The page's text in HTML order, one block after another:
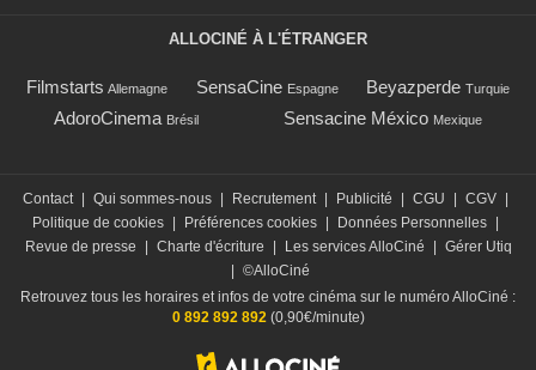
ALLOCINÉ À L'ÉTRANGER
Filmstarts Allemagne SensaCine Espagne Beyazperde Turquie
AdoroCinema Brésil Sensacine México Mexique
Contact Qui sommes-nous Recrutement Publicité CGU CGV
Politique de cookies
Préférences cookies Données Personnelles
Revue de presse
Charte d'écriture Les services AlloCiné
Gérer Utiq
©AlloCiné
Retrouvez tous les horaires et infos de votre cinéma sur le numéro AlloCiné :
0 892 892 892(0,90€/minute)